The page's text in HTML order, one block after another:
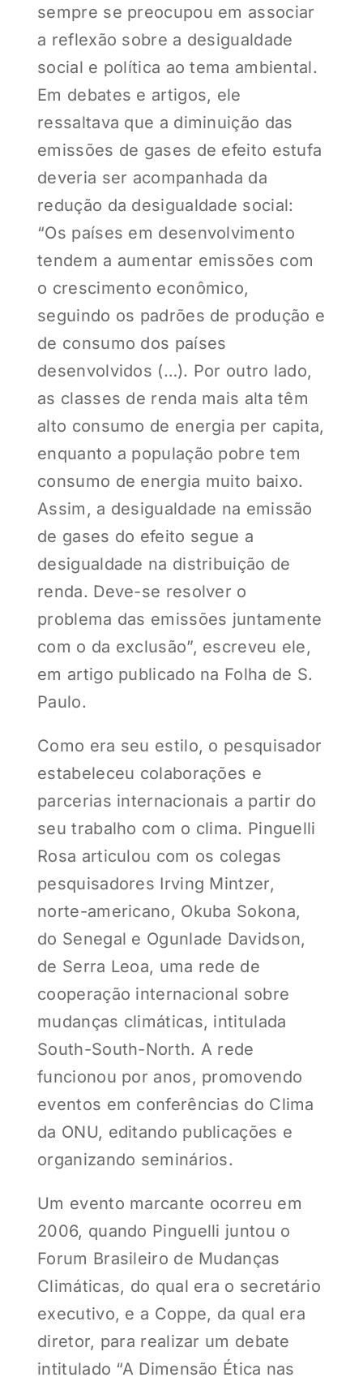
sempre se preocupou em associar
a reflexão sobre a desigualdade
social e política ao tema ambiental.
Em debates e artigos, ele
ressaltava que a diminuição das
emissões de gases de efeito estufa
deveria ser acompanhada da
redução da desigualdade social:
“Os países em desenvolvimento
tendem a aumentar emissões com
o crescimento econômico,
seguindo os padrões de produção e
de consumo dos países
desenvolvidos (…). Por outro lado,
as classes de renda mais alta têm
alto consumo de energia per capita,
enquanto a população pobre tem
consumo de energia muito baixo.
Assim, a desigualdade na emissão
de gases do efeito segue a
desigualdade na distribuição de
renda. Deve-se resolver o
problema das emissões juntamente
com o da exclusão”, escreveu ele,
em artigo publicado na Folha de S.
Paulo.
Como era seu estilo, o pesquisador
estabeleceu colaborações e
parcerias internacionais a partir do
seu trabalho com o clima. Pinguelli
Rosa articulou com os colegas
pesquisadores Irving Mintzer,
norte-americano, Okuba Sokona,
do Senegal e Ogunlade Davidson,
de Serra Leoa, uma rede de
cooperação internacional sobre
mudanças climáticas, intitulada
South-South-North. A rede
funcionou por anos, promovendo
eventos em conferências do Clima
da ONU, editando publicações e
organizando seminários.
Um evento marcante ocorreu em
2006, quando Pinguelli juntou o
Forum Brasileiro de Mudanças
Climáticas, do qual era o secretário
executivo, e a Coppe, da qual era
diretor, para realizar um debate
intitulado “A Dimensão Ética nas